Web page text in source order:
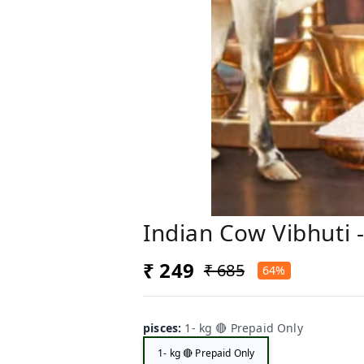
Indian Cow Vibhuti -
₹ 249 ₹ 685 64%
pisces: 1- kg 🔴 Prepaid Only
1- kg 🔴 Prepaid Only